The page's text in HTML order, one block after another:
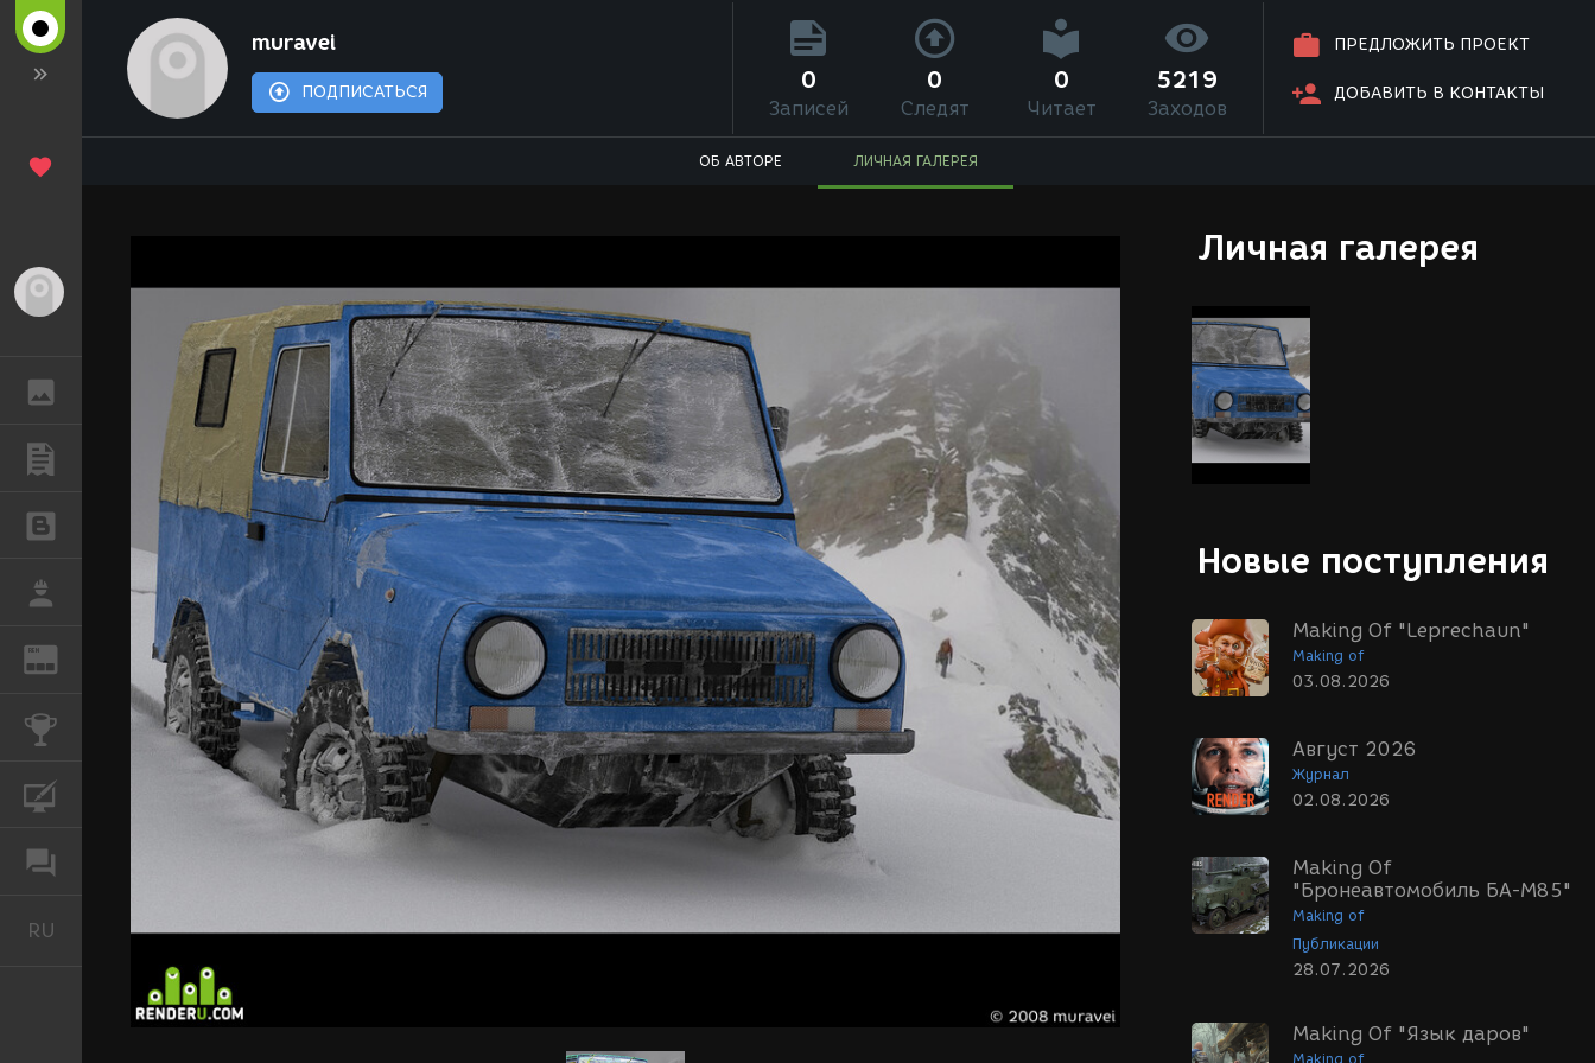
ПУБЛИКАЦИИ
РАБОТА
REN ЖУРНАЛ
КОНКУРСЫ
RU Русский
muravei
ПОДПИСАТЬСЯ
ПРЕДЛОЖИТЬ ПРОЕКТ
ДОБАВИТЬ В КОНТАКТЫ
0
Записей
0
Следят
0
Читает
5219
Заходов
ОБ АВТОРЕ ЛИЧНАЯ ГАЛЕРЕЯ
Личная галерея
Новые поступления
Making Of "Leprechaun"
Making of
03.08.2026
Август 2026
Журнал
02.08.2026
Making Of
"Бронеавтомобиль БА-М85"
Making of
Публикации
28.07.2026
Making Of "Язык даров"
Making of